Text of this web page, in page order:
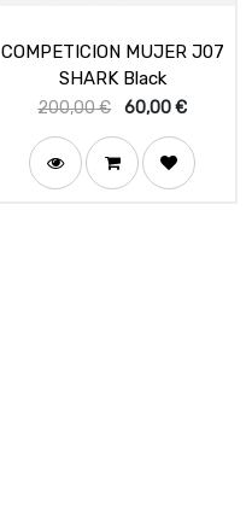
COMPETICION MUJER J07
SHARK Black
200,00€ 60,00€